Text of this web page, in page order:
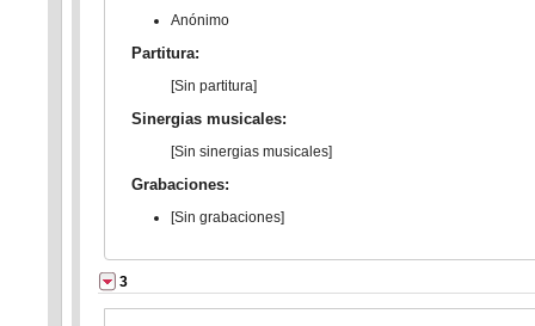
Anónimo
Partitura:
[Sin partitura]
Sinergias musicales:
[Sin sinergias musicales]
Grabaciones:
[Sin grabaciones]
3